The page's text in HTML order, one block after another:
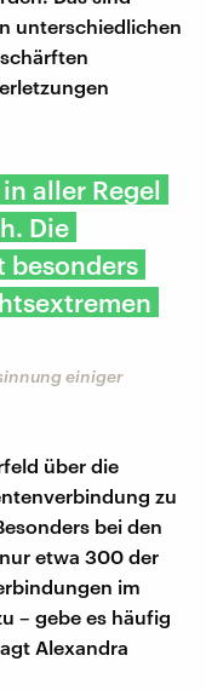
unterschiedlichen
aller Regel
Die
besonders
einiger
über die
zu
bei den
etwa 300 der
im
– gebe es häufig
Alexandra